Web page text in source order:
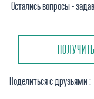
Остались вопросы -
Поделиться с друзьями :